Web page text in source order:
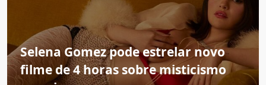
Selena Gomez pode estrelar novo
filme de 4 horas sobre misticismo